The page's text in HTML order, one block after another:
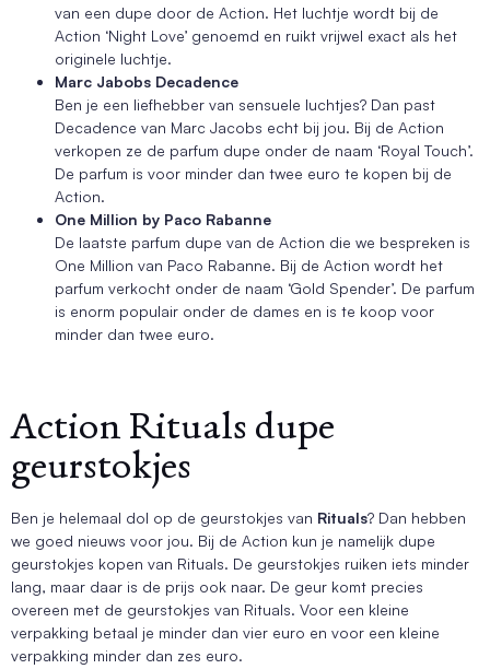
van een dupe door de Action. Het luchtje wordt bij de
Action ‘Night Love’ genoemd en ruikt vrijwel exact als het
originele luchtje.
Marc Jabobs Decadence
Ben je een liefhebber van sensuele luchtjes? Dan past
Decadence van Marc Jacobs echt bij jou. Bij de Action
verkopen ze de parfum dupe onder de naam ‘Royal Touch’.
De parfum is voor minder dan twee euro te kopen bij de
Action.
One Million by Paco Rabanne
De laatste parfum dupe van de Action die we bespreken is
One Million van Paco Rabanne. Bij de Action wordt het
parfum verkocht onder de naam ‘Gold Spender’. De parfum
is enorm populair onder de dames en is te koop voor
minder dan twee euro.
Action Rituals dupe
geurstokjes
Ben je helemaal dol op de geurstokjes van Rituals? Dan hebben
we goed nieuws voor jou. Bij de Action kun je namelijk dupe
geurstokjes kopen van Rituals. De geurstokjes ruiken iets minder
lang, maar daar is de prijs ook naar. De geur komt precies
overeen met de geurstokjes van Rituals. Voor een kleine
verpakking betaal je minder dan vier euro en voor een kleine
verpakking minder dan zes euro.